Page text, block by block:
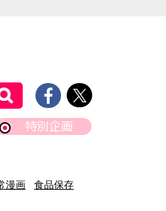
特別企画
漫画
食品保存